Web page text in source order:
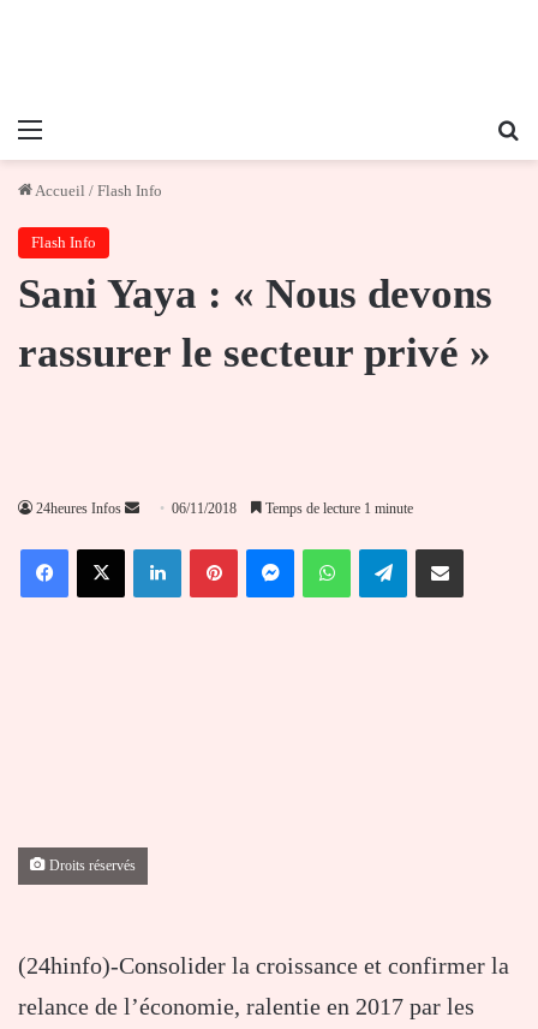
Menu
Accueil / Flash Info
Flash Info
Sani Yaya : « Nous devons
rassurer le secteur privé »
24heures Infos
Envoyer
courriel
06/11/2018 Temps de lecture 1 minute
FacebookX LinkedinPinterestMessengerWhatsAppTelegramPartager par email
Droits réservés
(24hinfo)-Consolider la croissance et confirmer la
relance de l’économie, ralentie en 2017 par les